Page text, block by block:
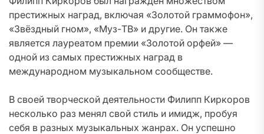
престижных наград, включая «Золотой граммофон»,
«Звёздный гном», «Муз-ТВ» и другие. Он также
является лауреатом премии «Золотой орфей» —
одной из самых престижных наград в
международном музыкальном сообществе.
В своей творческой деятельности Филипп Киркоров
несколько раз менял свой стиль и имидж, пробуя
себя в разных музыкальных жанрах. Он успешно